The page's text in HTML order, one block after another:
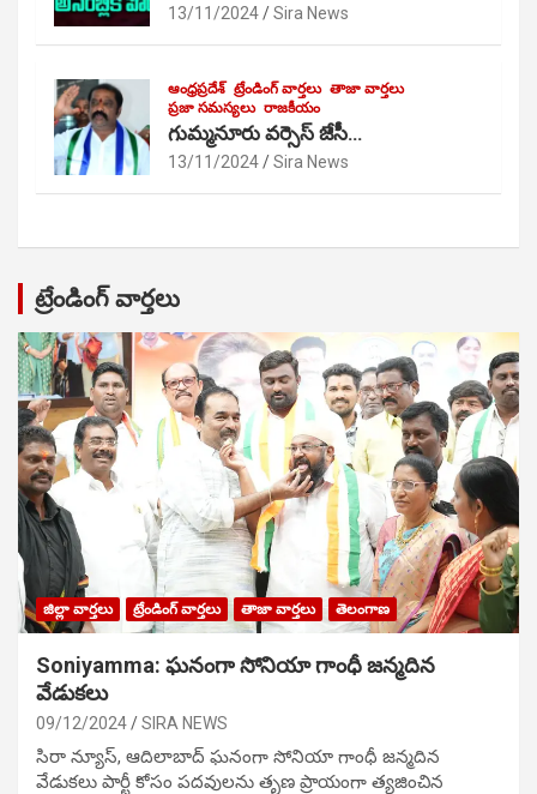
13/11/2024 Sira News
ఆంధ్రప్రదేశ్ ట్రేండింగ్ వార్తలు తాజా వార్తలు
ప్రజా సమస్యలు రాజకీయం
గుమ్మనూరు వర్సెస్ జేసీ…
13/11/2024 Sira News
ట్రేండింగ్ వార్తలు
జిల్లా వార్తలు ట్రేండింగ్ వార్తలు తాజా వార్తలు తెలంగాణ
Soniyamma: ఘ‌నంగా సోనియా గాంధీ జ‌న్మ‌దిన
వేడుక‌లు
09/12/2024 SIRA NEWS
సిరా న్యూస్, ఆదిలాబాద్ ఘ‌నంగా సోనియా గాంధీ జ‌న్మ‌దిన
వేడుక‌లు పార్టీ కోసం ప‌ద‌వుల‌ను తృణ ప్రాయంగా త్య‌జించిన